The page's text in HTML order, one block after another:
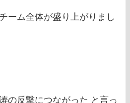
ーム全体が盛り上がりまし
の反撃につながった と言っ